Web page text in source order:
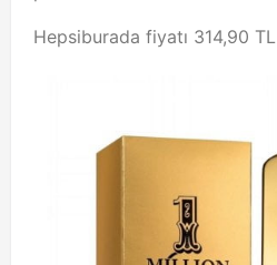
Hepsiburada fiyatı 314,90 TL